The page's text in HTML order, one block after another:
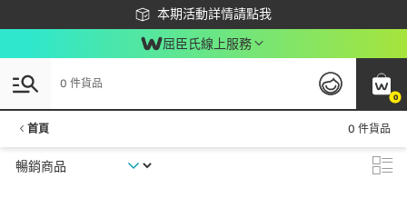
本期活動詳情請點我
下載app最高回饋$350
屈臣氏線上服務
0
0 件貨品
首頁 0 件貨品